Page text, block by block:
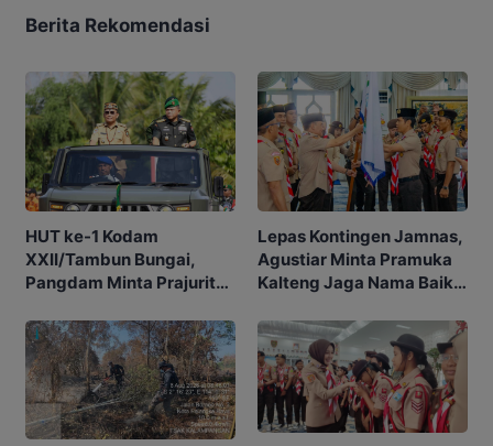
Berita Rekomendasi
HUT ke-1 Kodam
XXII/Tambun Bungai,
Pangdam Minta Prajurit
Tantangan
Lepas Kontingen Jamnas,
Agustiar Minta Pramuka
Kalteng Jaga Nama Baik